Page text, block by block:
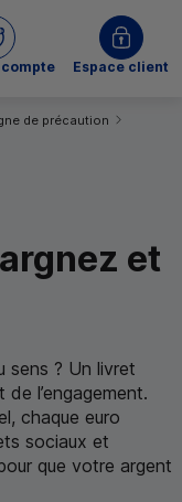
Crédit MutuelEspace client
de précaution
et
sens ? Un livret
de l’engagement.
chaque euro
sociaux et
que votre argent